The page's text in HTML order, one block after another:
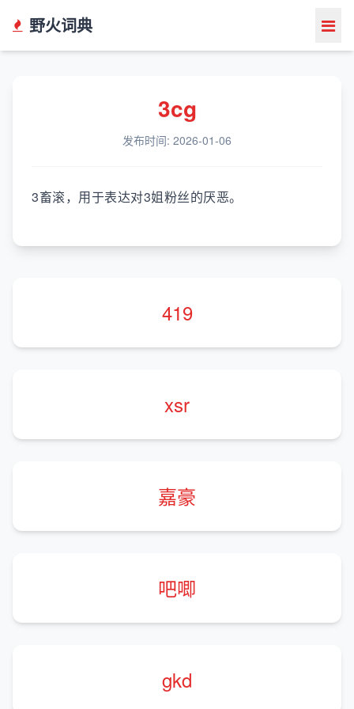
野火词典
3cg
发布时间: 2026-01-06
3畜滚，用于表达对3姐粉丝的厌恶。
419
xsr
嘉豪
吧唧
gkd